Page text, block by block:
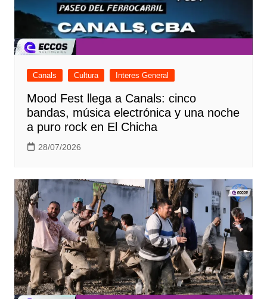
Canals Cultura Interes General
Mood Fest llega a Canals: cinco
bandas, música electrónica y una noche
a puro rock en El Chicha
28/07/2026